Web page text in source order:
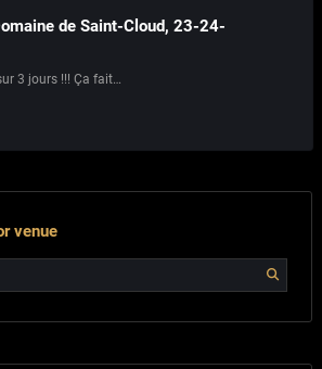
de Saint-Cloud, 23-24-
3 jours !!! Ça fait…
venue